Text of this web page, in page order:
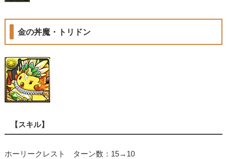
金の丼魔・トリドン
【スキル】
ホーリークレスト ターン数：15→10